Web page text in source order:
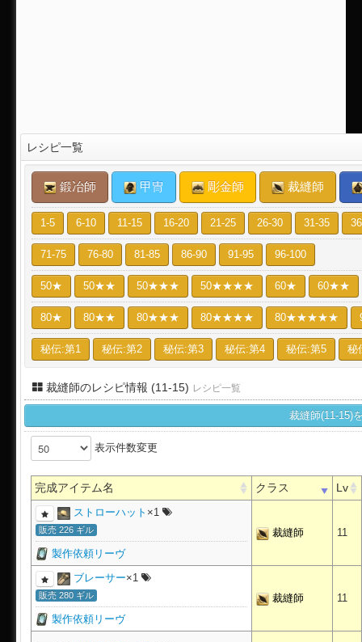
レシピ一覧
鍛冶師 甲冑 彫金師 裁縫師
1-5 6-10 11-15 16-20 21-25 26-30 31-35
71-75 76-80 81-85 86-90 91-95 96-100
50★ 50★★ 50★★★ 50★★★★ 60★ 60★★
80★ 80★★ 80★★★ 80★★★★ 80★★★★★
秘伝:第1 秘伝:第2 秘伝:第3 秘伝:第4 秘伝:第5 秘
裁縫師のレシピ情報 (11-15) レシピ一覧
裁縫師(11-15)
表示件数変更
完成アイテム名 クラス Lv
ストローハット ×1
販売 226 ギル
製作依頼リーヴ
裁縫師 11
ブレーサー×1
販売 280 ギル
製作依頼リーヴ
裁縫師 11